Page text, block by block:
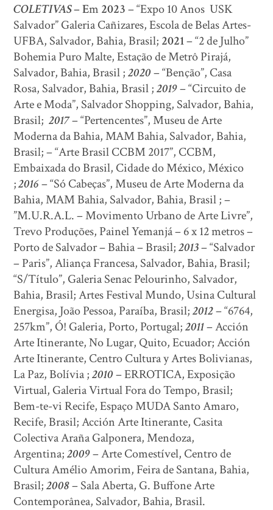
COLETIVAS– Em 2023– “Expo 10 Anos USK
Salvador” Galeria Cañizares, Escola de Belas Artes-
UFBA, Salvador, Bahia, Brasil; 2021– “2 de Julho”
Bohemia Puro Malte, Estação de Metrô Pirajá,
Salvador, Bahia, Brasil ;2020– “Benção”, Casa
Rosa, Salvador, Bahia, Brasil ;2019– “Circuito de
Arte e Moda”, Salvador Shopping, Salvador, Bahia,
Brasil;2017– “Pertencentes”, Museu de Arte
Moderna da Bahia, MAM Bahia, Salvador, Bahia,
Brasil; – “Arte Brasil CCBM 2017”, CCBM,
Embaixada do Brasil, Cidade do México, México
;2016– “Só Cabeças”, Museu de Arte Moderna da
Bahia, MAM Bahia, Salvador, Bahia, Brasil ; –
”M.U.R.A.L. – Movimento Urbano de Arte Livre”,
Trevo Produções, Painel Yemanjá – 6 x 12 metros –
Porto de Salvador – Bahia – Brasil;2013– “Salvador
– Paris”, Aliança Francesa, Salvador, Bahia, Brasil;
“S/Título”, Galeria Senac Pelourinho, Salvador,
Bahia, Brasil; Artes Festival Mundo, Usina Cultural
Energisa, João Pessoa, Paraíba, Brasil;2012– “6764,
257km”, Ó! Galeria, Porto, Portugal;2011– Acción
Arte Itinerante, No Lugar, Quito, Ecuador; Acción
Arte Itinerante, Centro Cultura y Artes Bolivianas,
La Paz, Bolívia ;2010– ERROTICA, Exposição
Virtual, Galeria Virtual Fora do Tempo, Brasil;
Bem-te-vi Recife, Espaço MUDA Santo Amaro,
Recife, Brasil; Acción Arte Itinerante, Casita
Colectiva Araña Galponera, Mendoza,
Argentina;2009– Arte Comestível, Centro de
Cultura Amélio Amorim, Feira de Santana, Bahia,
Brasil;2008– Sala Aberta, G. Buffone Arte
Contemporânea, Salvador, Bahia, Brasil.